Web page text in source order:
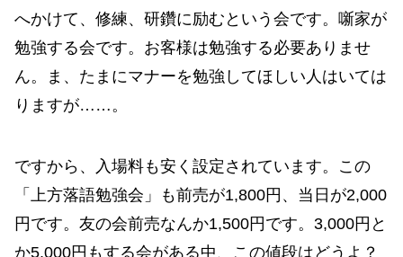
へかけて、修練、研鑽に励むという会です。噺家が
勉強する会です。お客様は勉強する必要ありませ
ん。ま、たまにマナーを勉強してほしい人はいては
りますが……。
ですから、入場料も安く設定されています。この
「上方落語勉強会」も前売が1,800円、当日が2,000
円です。友の会前売なんか1,500円です。3,000円と
か5,000円もする会がある中、この値段はどうよ？